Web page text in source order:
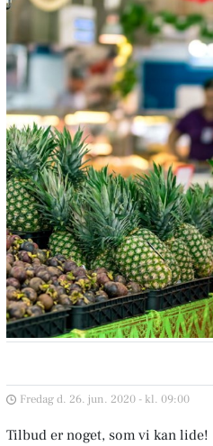
Fredag d. 26. jun. 2020 - kl. 09:00
Tilbud er noget, som vi kan lide!